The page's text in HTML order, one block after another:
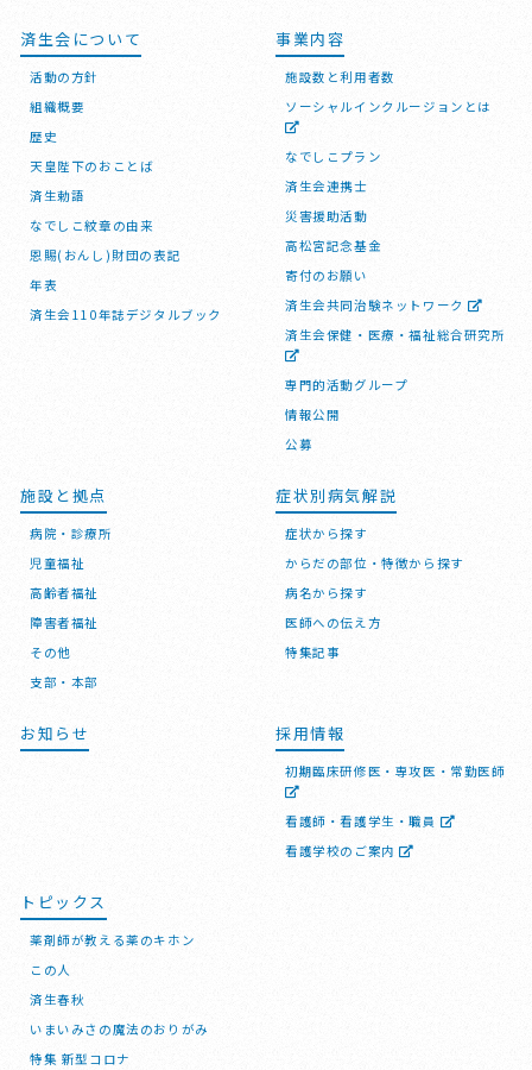
済生会について
活動の方針
組織概要
歴史
天皇陛下のおことば
済生勅語
なでしこ紋章の由来
恩賜(おんし)財団の表記
年表
済生会110年誌デジタルブック
事業内容
施設数と利用者数
ソーシャルインクルージョンとは
なでしこプラン
済生会連携士
災害援助活動
高松宮記念基金
寄付のお願い
済生会共同治験ネットワーク
済生会保健・医療・福祉総合研究所
専門的活動グループ
情報公開
公募
施設と拠点
病院・診療所
児童福祉
高齢者福祉
障害者福祉
その他
支部・本部
症状別病気解説
症状から探す
からだの部位・特徴から探す
病名から探す
医師への伝え方
特集記事
お知らせ 採用情報
初期臨床研修医・専攻医・常勤医師
看護師・看護学生・職員
看護学校のご案内
トピックス
薬剤師が教える薬のキホン
この人
済生春秋
いまいみさの魔法のおりがみ
特集 新型コロナ